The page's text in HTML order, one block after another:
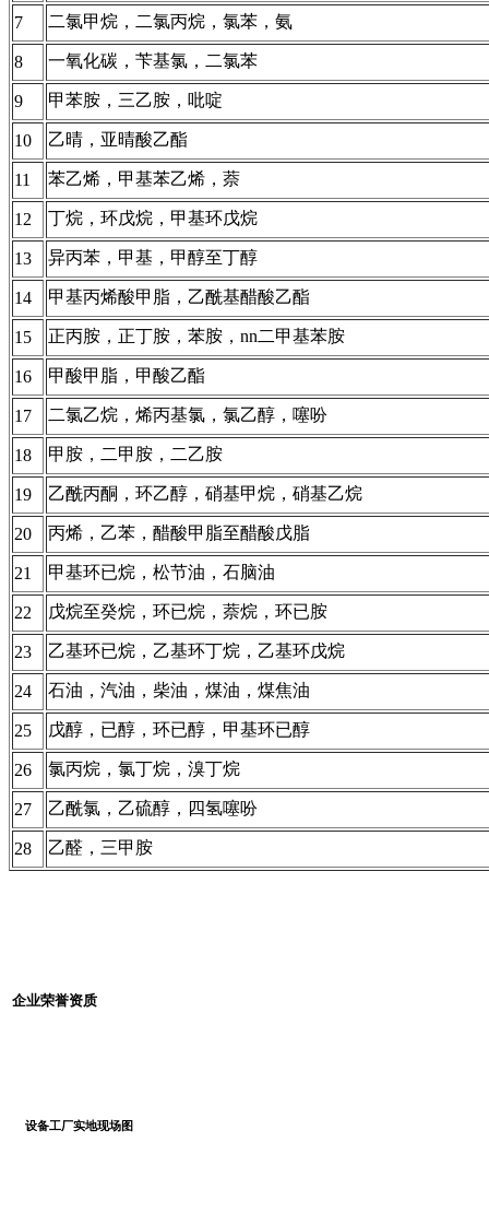
7 二氯甲烷，二氯丙烷，氯苯，氨
8 一氧化碳，苄基氯，二氯苯
9 甲苯胺，三乙胺，吡啶
10 乙晴，亚晴酸乙酯
11 苯乙烯，甲基苯乙烯，萘
12 丁烷，环戊烷，甲基环戊烷
13 异丙苯，甲基，甲醇至丁醇
14 甲基丙烯酸甲脂，乙酰基醋酸乙酯
15 正丙胺，正丁胺，苯胺，nn二甲基苯胺
16 甲酸甲脂，甲酸乙酯
17 二氯乙烷，烯丙基氯，氯乙醇，噻吩
18 甲胺，二甲胺，二乙胺
19 乙酰丙酮，环乙醇，硝基甲烷，硝基乙烷
20 丙烯，乙苯，醋酸甲脂至醋酸戊脂
21 甲基环已烷，松节油，石脑油
22 戊烷至癸烷，环已烷，萘烷，环已胺
23 乙基环已烷，乙基环丁烷，乙基环戊烷
24 石油，汽油，柴油，煤油，煤焦油
25 戊醇，已醇，环已醇，甲基环已醇
26 氯丙烷，氯丁烷，溴丁烷
27 乙酰氯，乙硫醇，四氢噻吩
28 乙醛，三甲胺
企业荣誉资质
设备工厂实地现场图